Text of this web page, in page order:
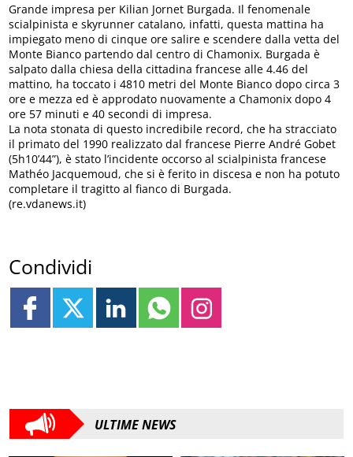
Grande impresa per Kilian Jornet Burgada. Il fenomenale
scialpinista e skyrunner catalano, infatti, questa mattina ha
impiegato meno di cinque ore salire e scendere dalla vetta del
Monte Bianco partendo dal centro di Chamonix. Burgada è
salpato dalla chiesa della cittadina francese alle 4.46 del
mattino, ha toccato i 4810 metri del Monte Bianco dopo circa 3
ore e mezza ed è approdato nuovamente a Chamonix dopo 4
ore 57 minuti e 40 secondi di impresa.
La nota stonata di questo incredibile record, che ha stracciato
il primato del 1990 realizzato dal francese Pierre André Gobet
(5h10’44”), è stato l’incidente occorso al scialpinista francese
Mathéo Jacquemoud, che si è ferito in discesa e non ha potuto
completare il tragitto al fianco di Burgada.
(re.vdanews.it)
Condividi
ULTIME NEWS